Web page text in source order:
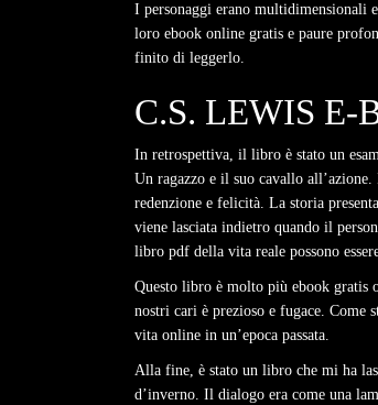
I personaggi erano multidimensionali
loro ebook online gratis e paure
finito di leggerlo.
C.S. LEWIS E-
In retrospettiva, il libro è stato un
Un ragazzo e il suo cavallo
redenzione e felicità. La storia
viene lasciata indietro quando il
libro pdf della vita reale possono
Questo libro è molto più ebook gratis
nostri cari è prezioso e fugace. Come
vita online in un’epoca passata.
Alla fine, è stato un libro che mi ha
d’inverno. Il dialogo era come una